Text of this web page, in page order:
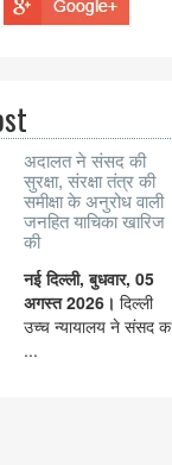
अदालत ने संसद की
सुरक्षा, संरक्षा तंत्र की
समीक्षा के अनुरोध वाली
जनहित याचिका खारिज
की
नई दिल्ली, बुधवार, 05
अगस्त 2026। दिल्ली
उच्च न्यायालय ने संसद क
...